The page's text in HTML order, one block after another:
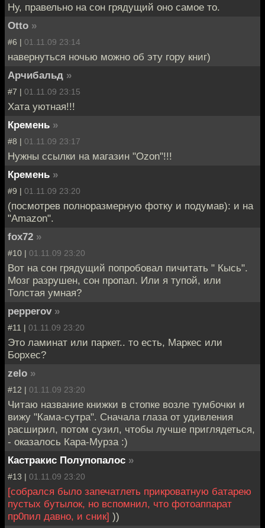
Ну, правельно на сон грядущий оно самое то.
Otto »
#6 | 01.11.09 23:14
навернуться ночью можно об эту гору книг)
Арчибальд »
#7 | 01.11.09 23:15
Хата уютная!!!
Кремень »
#8 | 01.11.09 23:17
Нужны ссылки на магазин "Ozon"!!!
Кремень »
#9 | 01.11.09 23:20
(посмотрев полноразмерную фотку и подумав): и на
"Amazon".
fox72 »
#10 | 01.11.09 23:20
Вот на сон грядущий попробовал пичитать " Кысь".
Мозг разрушен, сон пропал. Или я тупой, или
Толстая умная?
pepperov »
#11 | 01.11.09 23:20
Это ламинат или паркет.. то есть, Маркес или
Борхес?
zelo »
#12 | 01.11.09 23:20
Читаю название книжки в стопке возле тумбочки и
вижу "Кама-сутра". Сначала глаза от удивления
расширил, потом сузил, чтобы лучше приглядеться,
- оказалось Кара-Мурза :)
Кастракис Полупопалос »
#13 | 01.11.09 23:20
[собрался было запечатлеть прикроватную батарею
пустых бутылок, но вспомнил, что фотоаппарат
пр0пил давно, и сник] ))